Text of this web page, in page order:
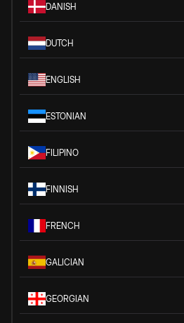
DANISH
DUTCH
ENGLISH
ESTONIAN
FILIPINO
FINNISH
FRENCH
GALICIAN
GEORGIAN